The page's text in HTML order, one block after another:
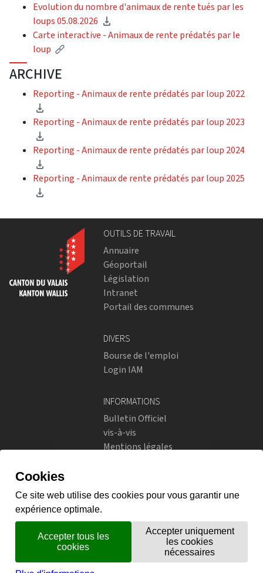
Evolution du nombre d'animaux de rente tués par les
loups 05.08.2026
Carte interactive - Animaux de rente prédatés par le
loup
ARCHIVE
Reporting - Animaux de rente prédatés par loup 2022
Reporting - Animaux de rente prédatés par loup 2023
Reporting - Animaux de rente prédatés par loup 2024
Reporting - Animaux de rente prédatés par loup 2025
OUTILS DE TRAVAIL
Annuaire
Géoportail
Législation
Intranet
Portail des communes
DIVERS
Bourse de l'emploi
Login IAM
INFORMATIONS
Bulletin Officiel
vis-à-vis
Mentions légales
Instagram
flickr